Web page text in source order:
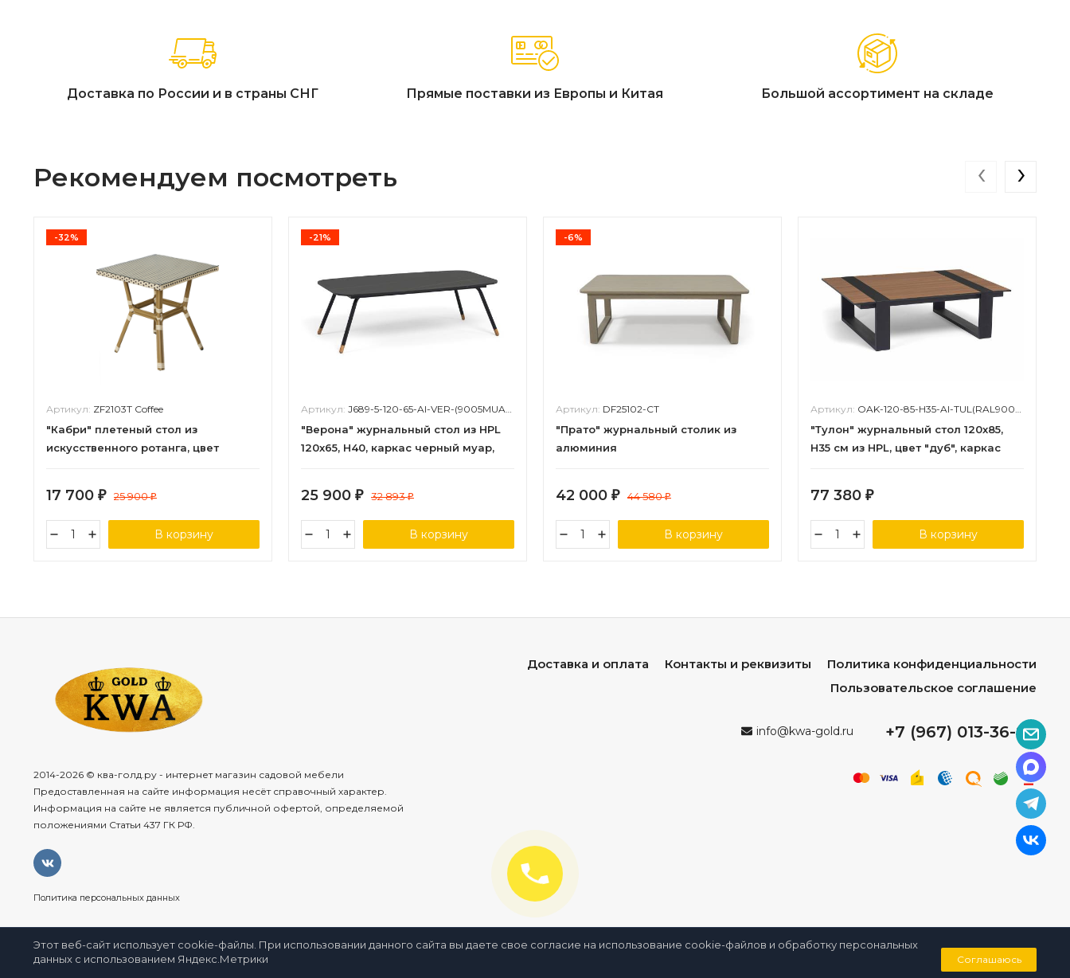
Доставка по России и в страны СНГ Прямые поставки из Европы и Китая Большой ассортимент на складе
Рекомендуем посмотреть
-32%
Артикул: ZF2103T Coffee
"Кабри" плетеный стол из
искусственного ротанга, цвет
17 700 ₽ 25 900₽
В корзину
-21%
Артикул: J689-5-120-65-Al-VER-(9005MUA)-4sis
"Верона" журнальный стол из HPL
120х65, H40, каркас черный муар,
25 900 ₽ 32 893₽
В корзину
-6%
Артикул: DF25102-СT
"Прато" журнальный столик из
алюминия
42 000 ₽ 44 580₽
В корзину
Артикул: OAK-120-85-H35-Al-TUL(RAL9005 MUA)-4sis
"Тулон" журнальный стол 120х85,
H35 см из HPL, цвет "дуб", каркас
77 380 ₽
В корзину
‹ ›
2014-2026 © ква-голд.ру - интернет магазин садовой мебели
Предоставленная на сайте информация несёт справочный характер.
Информация на сайте не является публичной офертой, определяемой
положениями Статьи 437 ГК РФ.
Политика персональных данных
Доставка и оплата Контакты и реквизиты
Политика конфиденциальности
Пользовательское соглашение
info@kwa-gold.ru +7 (967) 013-36-96
Этот веб-сайт использует cookie-файлы. При использовании данного сайта вы даете свое согласие на использование cookie-файлов и обработку персональных
данных с использованием Яндекс.Метрики
Соглашаюсь